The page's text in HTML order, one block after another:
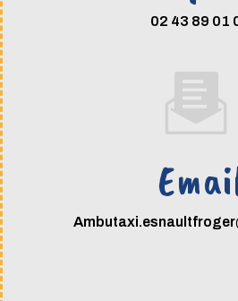
02 43 89 01